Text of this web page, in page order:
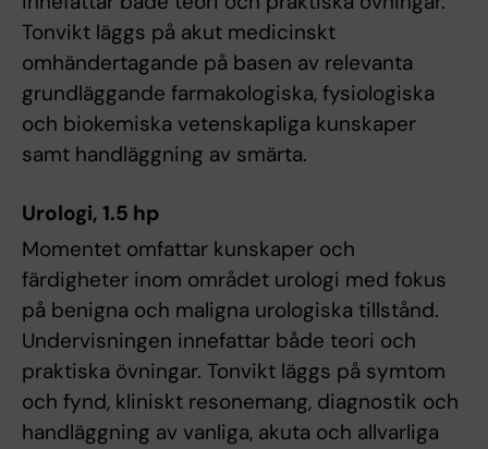
Tonvikt läggs på akut medicinskt
omhändertagande på basen av relevanta
grundläggande farmakologiska, fysiologiska
och biokemiska vetenskapliga kunskaper
samt handläggning av smärta.
Urologi, 1.5 hp
Momentet omfattar kunskaper och
färdigheter inom området urologi med fokus
på benigna och maligna urologiska tillstånd.
Undervisningen innefattar både teori och
praktiska övningar. Tonvikt läggs på symtom
och fynd, kliniskt resonemang, diagnostik och
handläggning av vanliga, akuta och allvarliga